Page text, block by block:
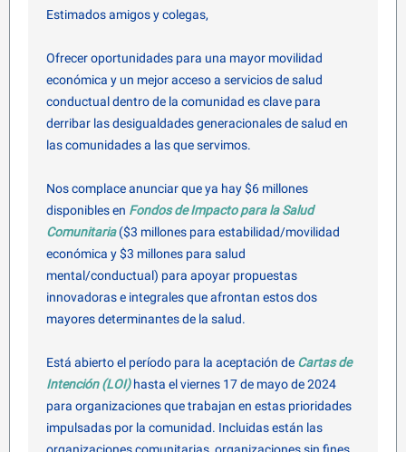
Estimados amigos y colegas,
Ofrecer oportunidades para una mayor movilidad
económica y un mejor acceso a servicios de salud
conductual dentro de la comunidad es clave para
derribar las desigualdades generacionales de salud en
las comunidades a las que servimos.
Nos complace anunciar que ya hay $6 millones
disponibles en Fondos de Impacto para la Salud
Comunitaria ($3 millones para estabilidad/movilidad
económica y $3 millones para salud
mental/conductual) para apoyar propuestas
innovadoras e integrales que afrontan estos dos
mayores determinantes de la salud.
Está abierto el período para la aceptación de Cartas de
Intención (LOI) hasta el viernes 17 de mayo de 2024
para organizaciones que trabajan en estas prioridades
impulsadas por la comunidad. Incluidas están las